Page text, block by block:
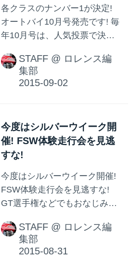
各クラスのナンバー1が決定!
オートバイ10月号発売です! 毎
年10月号は、人気投票で決ま
ブ・ザ・イヤー」の結果発表!
というわけで、 各クラスの人
気モデルを大特集。 投票頂い
以上に大量掲載しています。
ぜひ、愛車選びの参考にして
くださいね!
STAFF @ ロレンス編
集部
今度はシルバーウイーク開
催! FSW体験走行会を見逃
すな!
今度はシルバーウイーク開催!
FSW体験走行会を見逃すな!
GT選手権などでもおなじみ、
ストレートが約1.5kmという、
世界的に見ても 珍しいコース
レイアウトの国際レーシング
STAFF @ ロレンス編
集部